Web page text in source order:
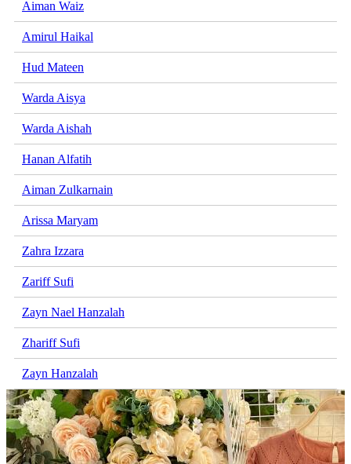
Aiman Waiz
Amirul Haikal
Hud Mateen
Warda Aisya
Warda Aishah
Hanan Alfatih
Aiman Zulkarnain
Arissa Maryam
Zahra Izzara
Zariff Sufi
Zayn Nael Hanzalah
Zhariff Sufi
Zayn Hanzalah